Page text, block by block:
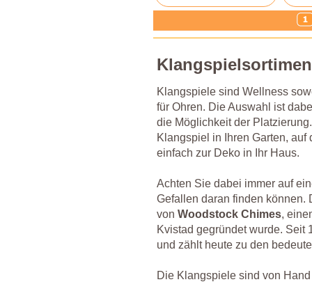
Klangspiele sind Wellness
für Ohren. Die Auswahl ist
die Möglichkeit der
Klangspiel in Ihren Garten, auf
einfach zur Deko in Ihr Haus.
Achten Sie dabei immer auf
Gefallen daran finden
von Woodstock Chimes,
Kvistad gegründet wurde. Seit
und zählt heute zu den
Die Klangspiele sind von